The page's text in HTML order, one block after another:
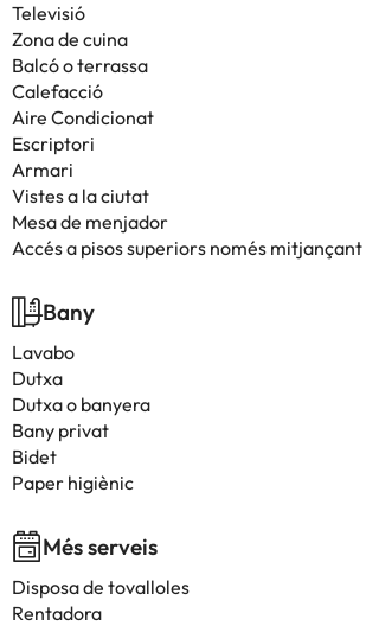
Televisió
Zona de cuina
Balcó o terrassa
Calefacció
Aire Condicionat
Escriptori
Armari
Vistes a la ciutat
Mesa de menjador
Accés a pisos superiors només mitjançant
Bany
Lavabo
Dutxa
Dutxa o banyera
Bany privat
Bidet
Paper higiènic
Més serveis
Disposa de tovalloles
Rentadora